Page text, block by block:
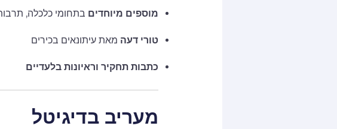
מוספים מיוחדים בתחומי כלכלה,
טורי דעה מאת עיתונאים בכירים
כתבות תחקיר וראיונות בלעדיים
מעריב בדיגיטל